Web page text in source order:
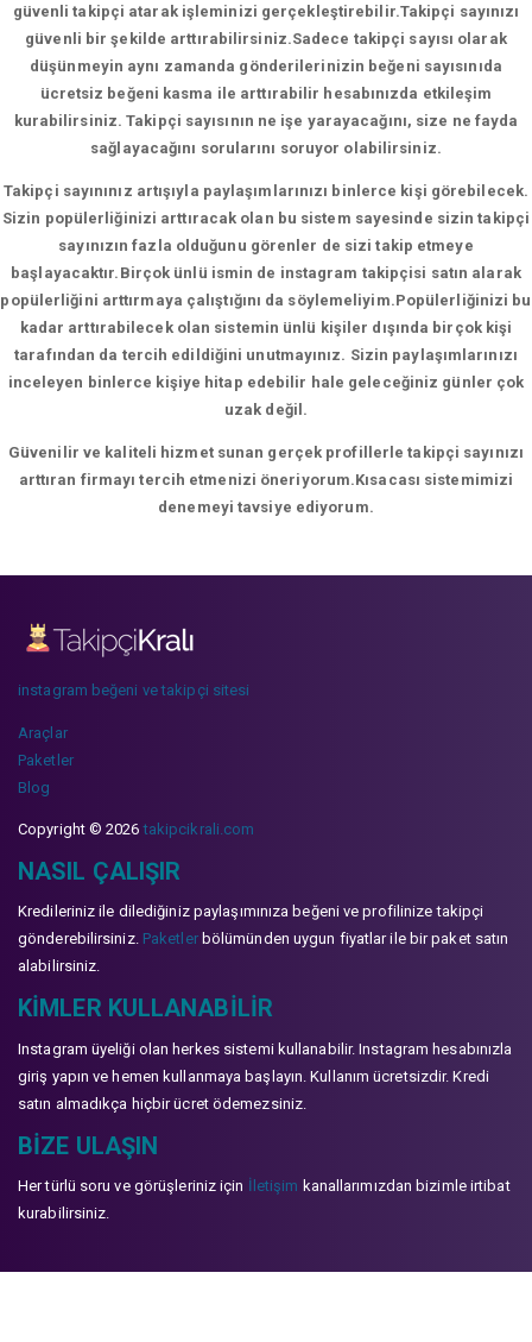
güvenli takipçi atarak işleminizi gerçekleştirebilir.Takipçi sayınızı
güvenli bir şekilde arttırabilirsiniz.Sadece takipçi sayısı olarak
düşünmeyin aynı zamanda gönderilerinizin beğeni sayısınıda
ücretsiz beğeni kasma ile arttırabilir hesabınızda etkileşim
kurabilirsiniz. Takipçi sayısının ne işe yarayacağını, size ne fayda
sağlayacağını sorularını soruyor olabilirsiniz.
Takipçi sayınınız artışıyla paylaşımlarınızı binlerce kişi görebilecek.
Sizin popülerliğinizi arttıracak olan bu sistem sayesinde sizin takipçi
sayınızın fazla olduğunu görenler de sizi takip etmeye
başlayacaktır.Birçok ünlü ismin de instagram takipçisi satın alarak
popülerliğini arttırmaya çalıştığını da söylemeliyim.Popülerliğinizi bu
kadar arttırabilecek olan sistemin ünlü kişiler dışında birçok kişi
tarafından da tercih edildiğini unutmayınız. Sizin paylaşımlarınızı
inceleyen binlerce kişiye hitap edebilir hale geleceğiniz günler çok
uzak değil.
Güvenilir ve kaliteli hizmet sunan gerçek profillerle takipçi sayınızı
arttıran firmayı tercih etmenizi öneriyorum.Kısacası sistemimizi
denemeyi tavsiye ediyorum.
instagram beğeni ve takipçi sitesi
Araçlar
Paketler
Blog
Copyright © 2026takipcikrali.com
NASIL ÇALIŞIR
Kredileriniz ile dilediğiniz paylaşımınıza beğeni ve profilinize takipçi
gönderebilirsiniz. Paketlerbölümünden uygun fiyatlar ile bir paket satın
alabilirsiniz.
KIMLER KULLANABILIR
Instagram üyeliği olan herkes sistemi kullanabilir. Instagram hesabınızla
giriş yapın ve hemen kullanmaya başlayın. Kullanım ücretsizdir. Kredi
satın almadıkça hiçbir ücret ödemezsiniz.
BIZE ULAŞIN
Her türlü soru ve görüşleriniz için İletişim kanallarımızdan bizimle irtibat
kurabilirsiniz.